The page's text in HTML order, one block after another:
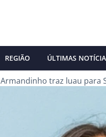
REGIÃO ÚLTIMAS
Armandinho traz luau para